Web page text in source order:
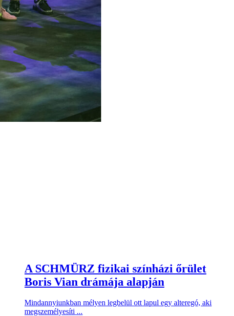
A SCHMÜRZ fizikai színházi őrület
Boris Vian drámája alapján
Mindannyiunkban mélyen legbelül ott lapul egy alteregó, aki
megszemélyesíti ...